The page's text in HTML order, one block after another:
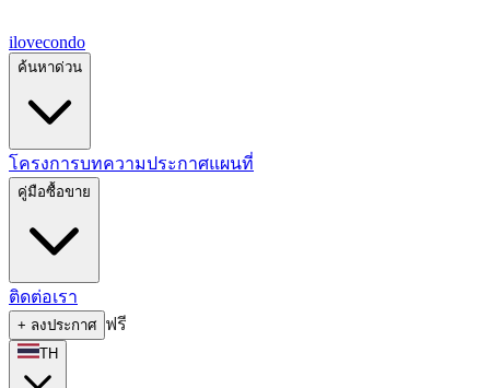
ilovecondo
ค้นหาด่วน
โครงการบทความประกาศแผนที่
คู่มือซื้อขาย
ติดต่อเรา
+ ลงประกาศ ฟรี
TH